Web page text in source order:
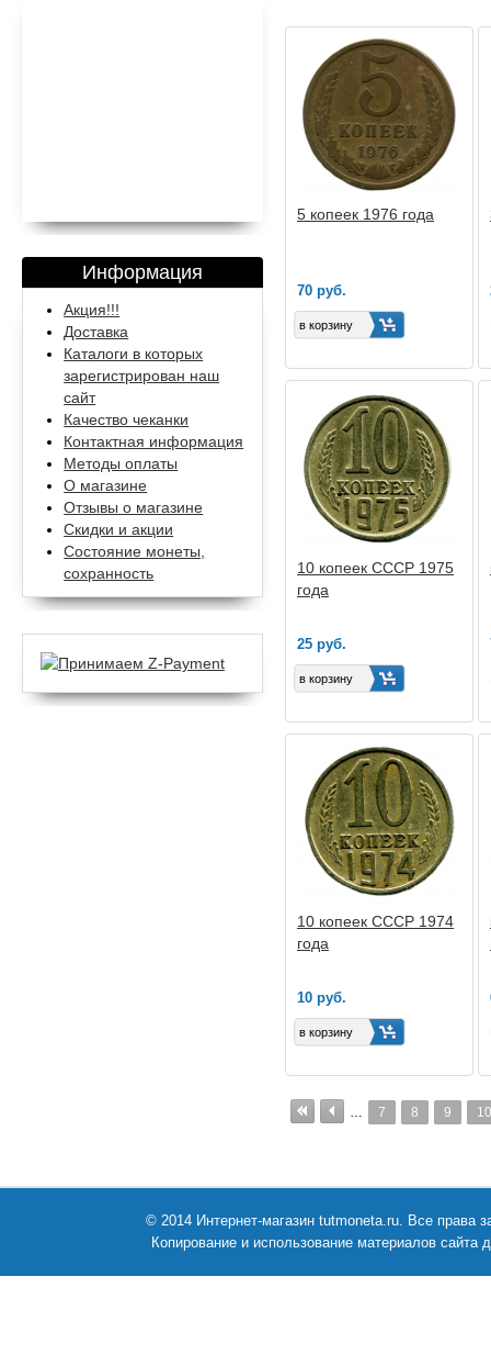
Информация
Акция!!!
Доставка
Каталоги в которых
зарегистрирован наш
сайт
Качество чеканки
Контактная информация
Методы оплаты
О магазине
Отзывы о магазине
Скидки и акции
Состояние монеты,
сохранность
5 копеек 1976 года
70 руб.
10 копеек СССР 1975
года
25 руб.
10 копеек СССР 1974
года
10 руб.
… 7 8 9 10
© 2014 Интернет-магазин tutmoneta.ru. Все права
Копирование и использование материалов сайта